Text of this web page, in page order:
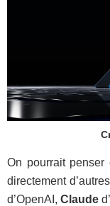
On pourrait
directement
d’OpenAI, Claude